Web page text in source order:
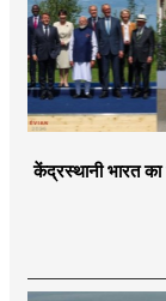
केंद्रस्थानी भारत